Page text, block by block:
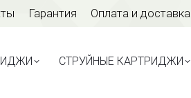
Гарантия Оплата и доставка
СТРУЙНЫЕ КАРТРИДЖИ